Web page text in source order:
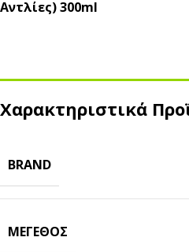
Αντλίες) 300ml
Χαρακτηριστικά
BRAND
ΜΈΓΕΘΟΣ